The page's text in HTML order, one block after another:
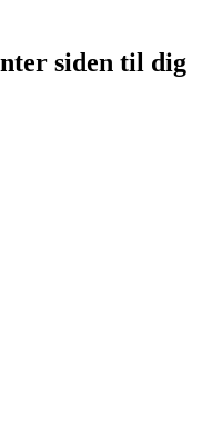
siden til dig